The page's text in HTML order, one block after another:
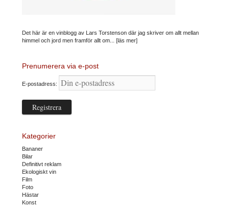
Det här är en vinblogg av Lars Torstenson där jag skriver om allt mellan
himmel och jord men framför allt om... [läs mer]
Prenumerera via e-post
E-postadress:
Kategorier
Bananer
Bilar
Definitivt reklam
Ekologiskt vin
Film
Foto
Hästar
Konst